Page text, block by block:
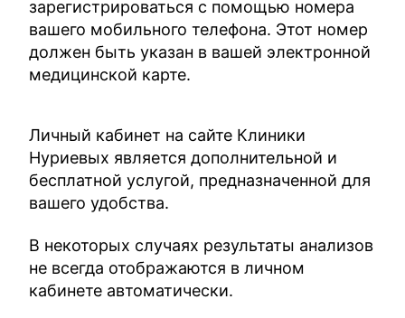
зарегистрироваться с помощью номера
вашего мобильного телефона. Этот номер
должен быть указан в вашей электронной
медицинской карте.
Личный кабинет на сайте Клиники
Нуриевых является дополнительной и
бесплатной услугой, предназначенной для
вашего удобства.
В некоторых случаях результаты анализов
не всегда отображаются в личном
кабинете автоматически.